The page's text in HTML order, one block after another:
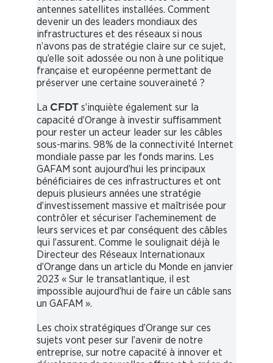
antennes satellites installées. Comment
devenir un des leaders mondiaux des
infrastructures et des réseaux si nous
n’avons pas de stratégie claire sur ce sujet,
qu’elle soit adossée ou non à une politique
française et européenne permettant de
préserver une certaine souveraineté ?
La CFDT
s’inquiète également sur la
capacité d’Orange à investir suffisamment
pour rester un acteur leader sur les câbles
sous-marins. 98% de la connectivité Internet
mondiale passe par les fonds marins. Les
GAFAM sont aujourd’hui les principaux
bénéficiaires de ces infrastructures et ont
depuis plusieurs années une stratégie
d’investissement massive et maîtrisée pour
contrôler et sécuriser l’acheminement de
leurs services et par conséquent des câbles
qui l’assurent. Comme le soulignait déjà le
Directeur des Réseaux Internationaux
d’Orange dans un article du Monde en janvier
2023 « Sur le transatlantique, il est
impossible aujourd’hui de faire un câble sans
un GAFAM ».
Les choix stratégiques d’Orange sur ces
sujets vont peser sur l’avenir de notre
entreprise, sur notre capacité à innover et